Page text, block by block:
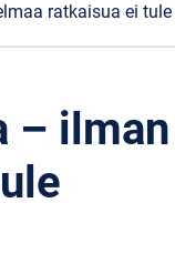
ratkaisua ei tule
– ilman